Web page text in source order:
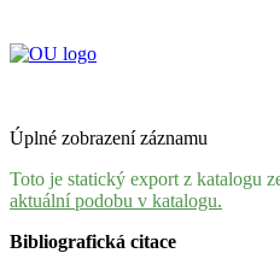
Úplné zobrazení záznamu
Toto je statický export z katalogu
aktuální podobu v katalogu.
Bibliografická citace